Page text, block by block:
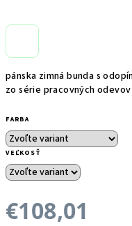
pánska zimná bunda s
zo série pracovných odevov
FARBA
VEĽKOSŤ
€108,01